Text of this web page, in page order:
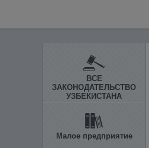
ВСЕ
ЗАКОНОДАТЕЛЬСТВО
УЗБЕКИСТАНА
Малое предприятие